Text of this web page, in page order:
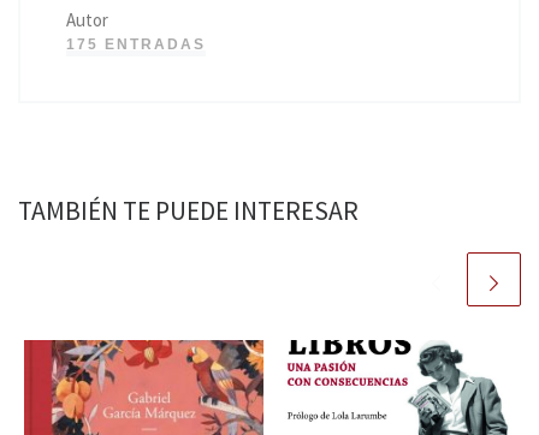
Autor
175 ENTRADAS
TAMBIÉN TE PUEDE INTERESAR